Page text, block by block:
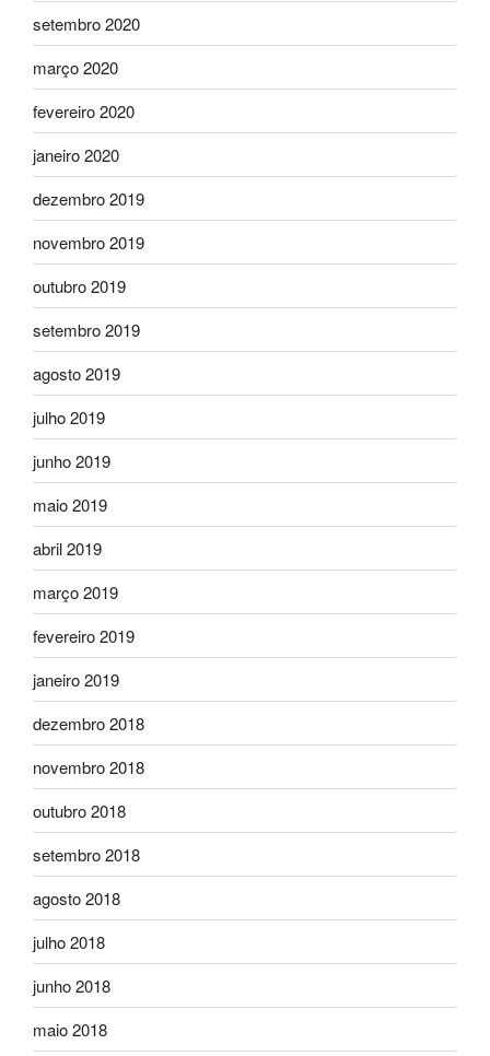
setembro 2020
março 2020
fevereiro 2020
janeiro 2020
dezembro 2019
novembro 2019
outubro 2019
setembro 2019
agosto 2019
julho 2019
junho 2019
maio 2019
abril 2019
março 2019
fevereiro 2019
janeiro 2019
dezembro 2018
novembro 2018
outubro 2018
setembro 2018
agosto 2018
julho 2018
junho 2018
maio 2018